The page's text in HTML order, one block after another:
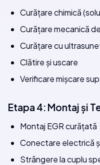
Curățare chimică
Curățare mecanică
Curățare cu
Clătire și uscare
Verificare mișcare
Etapa 4: Montaj și
Montaj EGR curățată
Conectare electrică
Strângere la cuplu